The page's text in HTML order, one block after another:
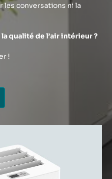
les conversations ni la
qualité de l’air intérieur ?
!